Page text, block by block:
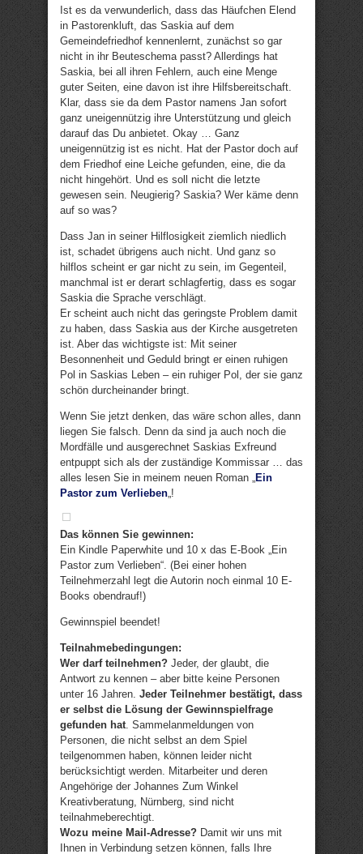
Ist es da verwunderlich, dass das Häufchen Elend
in Pastorenkluft, das Saskia auf dem
Gemeindefriedhof kennenlernt, zunächst so gar
nicht in ihr Beuteschema passt? Allerdings hat
Saskia, bei all ihren Fehlern, auch eine Menge
guter Seiten, eine davon ist ihre Hilfsbereitschaft.
Klar, dass sie da dem Pastor namens Jan sofort
ganz uneigennützig ihre Unterstützung und gleich
darauf das Du anbietet. Okay … Ganz
uneigennützig ist es nicht. Hat der Pastor doch auf
dem Friedhof eine Leiche gefunden, eine, die da
nicht hingehört. Und es soll nicht die letzte
gewesen sein. Neugierig? Saskia? Wer käme denn
auf so was?
Dass Jan in seiner Hilflosigkeit ziemlich niedlich
ist, schadet übrigens auch nicht. Und ganz so
hilflos scheint er gar nicht zu sein, im Gegenteil,
manchmal ist er derart schlagfertig, dass es sogar
Saskia die Sprache verschlägt.
Er scheint auch nicht das geringste Problem damit
zu haben, dass Saskia aus der Kirche ausgetreten
ist. Aber das wichtigste ist: Mit seiner
Besonnenheit und Geduld bringt er einen ruhigen
Pol in Saskias Leben – ein ruhiger Pol, der sie ganz
schön durcheinander bringt.
Wenn Sie jetzt denken, das wäre schon alles, dann
liegen Sie falsch. Denn da sind ja auch noch die
Mordfälle und ausgerechnet Saskias Exfreund
entpuppt sich als der zuständige Kommissar … das
alles lesen Sie in meinem neuen Roman „Ein
Pastor zum Verlieben„!
Das können Sie gewinnen:
Ein Kindle Paperwhite und 10 x das E-Book „Ein
Pastor zum Verlieben“. (Bei einer hohen
Teilnehmerzahl legt die Autorin noch einmal 10 E-
Books obendrauf!)
Gewinnspiel beendet!
Teilnahmebedingungen:
Wer darf teilnehmen? Jeder, der glaubt, die
Antwort zu kennen – aber bitte keine Personen
unter 16 Jahren. Jeder Teilnehmer bestätigt, dass
er selbst die Lösung der Gewinnspielfrage
gefunden hat. Sammelanmeldungen von
Personen, die nicht selbst an dem Spiel
teilgenommen haben, können leider nicht
berücksichtigt werden. Mitarbeiter und deren
Angehörige der Johannes Zum Winkel
Kreativberatung, Nürnberg, sind nicht
teilnahmeberechtigt.
Wozu meine Mail-Adresse? Damit wir uns mit
Ihnen in Verbindung setzen können, falls Ihre